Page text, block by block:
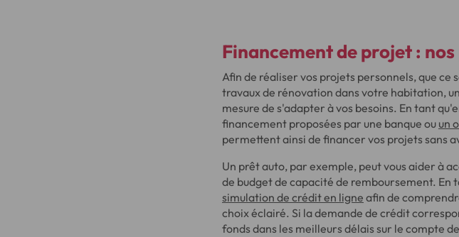
Financement de projet :
Afin de réaliser vos projets personnels, que ce
travaux de rénovation dans votre habitation,
mesure de s'adapter à vos besoins. En tant
financement proposées par une banque ou un
permettent ainsi de financer vos projets sans
Un prêt auto, par exemple, peut vous aider à
de budget de capacité de remboursement.
simulation de crédit en ligne afin de
choix éclairé. Si la demande de crédit
fonds dans les meilleurs délais sur le compte